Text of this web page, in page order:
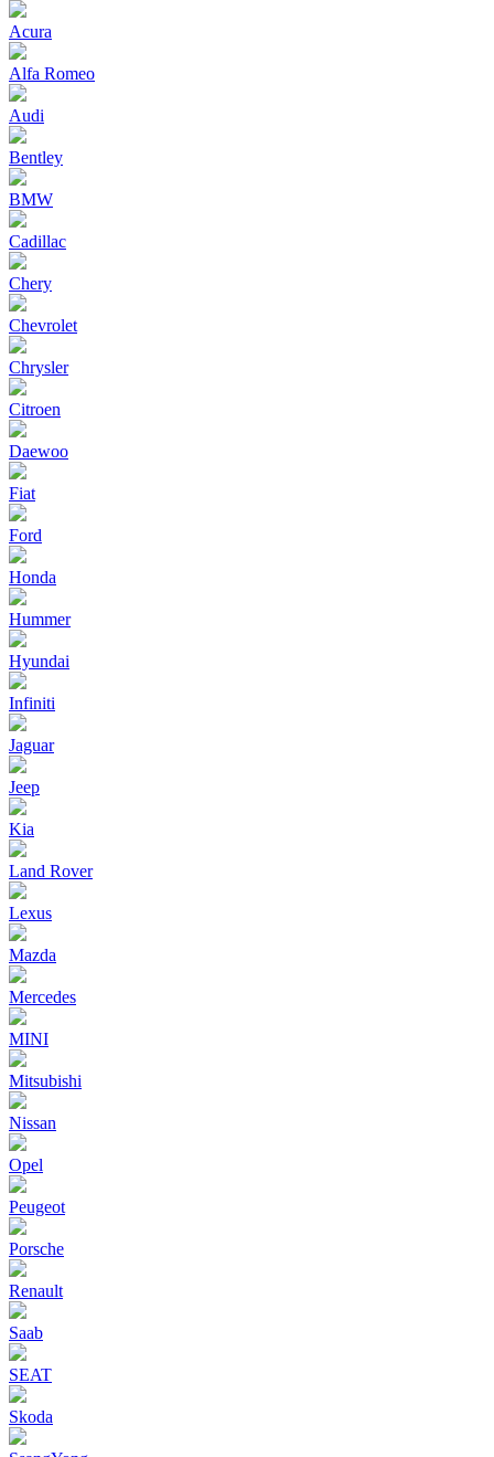
Acura
Alfa Romeo
Audi
Bentley
BMW
Cadillac
Chery
Chevrolet
Chrysler
Citroen
Daewoo
Fiat
Ford
Honda
Hummer
Hyundai
Infiniti
Jaguar
Jeep
Kia
Land Rover
Lexus
Mazda
Mercedes
MINI
Mitsubishi
Nissan
Opel
Peugeot
Porsche
Renault
Saab
SEAT
Skoda